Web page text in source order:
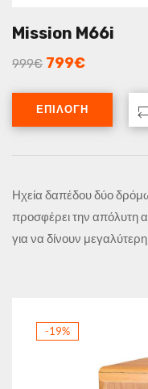
Mission M66i
999€ 799€
ΕΠΙΛΟΓΉ
Ηχεία δαπέδου δύο
προσφέρει την απόλυτη
για να δίνουν
-19%